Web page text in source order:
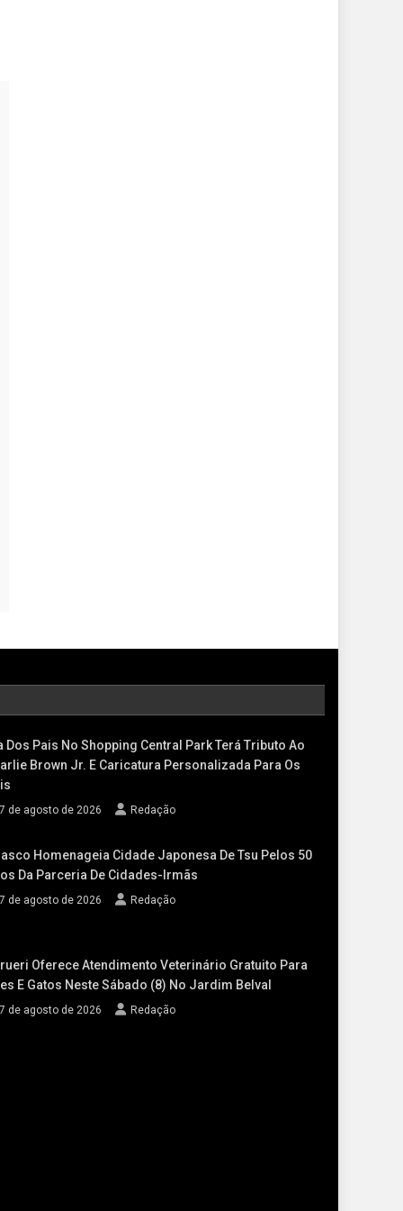
Dos Pais No Shopping Central Park Terá Tributo Ao
Brown Jr. E Caricatura Personalizada Para Os
de agosto de 2026 Redação
Homenageia Cidade Japonesa De Tsu Pelos 50
Da Parceria De Cidades-Irmãs
de agosto de 2026 Redação
Oferece Atendimento Veterinário Gratuito Para
E Gatos Neste Sábado (8) No Jardim Belval
de agosto de 2026 Redação